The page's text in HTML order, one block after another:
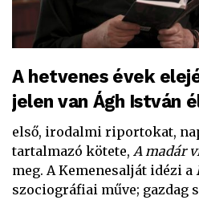
A hetvenes évek
jelen van Ágh István
első, irodalmi riportokat,
tartalmazó kötete, A madár
meg. A Kemenesalját idézi a
szociográfiai műve; gazdag